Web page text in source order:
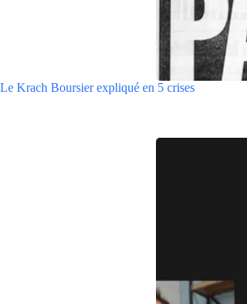
Le Krach Boursier expliqué en 5 crises